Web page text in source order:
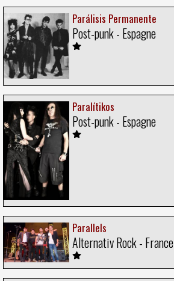
Parálisis Permanente
Post-punk - Espagne
Paralítikos
Post-punk - Espagne
Parallels
Alternativ Rock - France